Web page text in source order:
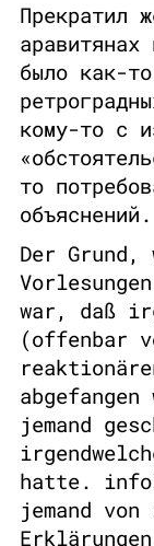
Прекратил
было как-
кому-то с
то
объяснений.
Der Grund,
war, daß
(offenbar
jemand
hatte.
jemand